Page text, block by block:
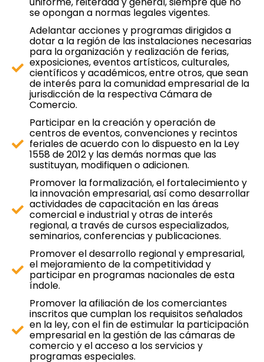
se opongan a normas legales vigentes.
Adelantar acciones y programas dirigidos a
dotar a la región de las instalaciones necesarias
para la organización y realización de ferias,
exposiciones, eventos artísticos, culturales,
científicos y académicos, entre otros, que sean
de interés para la comunidad empresarial de la
jurisdicción de la respectiva Cámara de
Comercio.
Participar en la creación y operación de
centros de eventos, convenciones y recintos
feriales de acuerdo con lo dispuesto en la Ley
1558 de 2012 y las demás normas que las
sustituyan, modifiquen o adicionen.
Promover la formalización, el fortalecimiento y
la innovación empresarial, así como desarrollar
actividades de capacitación en las áreas
comercial e industrial y otras de interés
regional, a través de cursos especializados,
seminarios, conferencias y publicaciones.
Promover el desarrollo regional y empresarial,
el mejoramiento de la competitividad y
participar en programas nacionales de esta
índole.
Promover la afiliación de los comerciantes
inscritos que cumplan los requisitos señalados
en la ley, con el fin de estimular la participación
empresarial en la gestión de las cámaras de
comercio y el acceso a los servicios y
programas especiales.